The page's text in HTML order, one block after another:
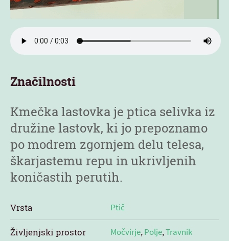
Značilnosti
Kmečka lastovka je ptica selivka iz
družine lastovk, ki jo prepoznamo
po modrem zgornjem delu telesa,
škarjastemu repu in ukrivljenih
koničastih perutih.
Vrsta Ptič
Življenjski prostor Močvirje,Polje,Travnik